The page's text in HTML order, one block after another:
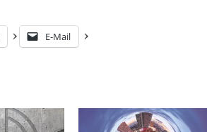
E-Mail